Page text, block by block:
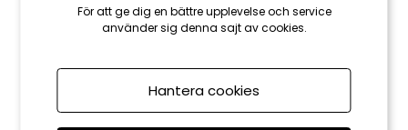
För att ge dig en bättre upplevelse och service
använder sig denna sajt av cookies.
Hantera cookies